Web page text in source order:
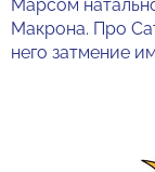
Марсом
Макрона. Про
него затмение